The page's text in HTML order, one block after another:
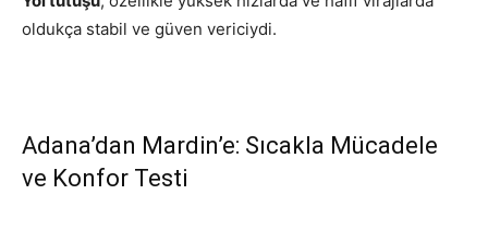
oldukça stabil ve güven vericiydi.
Adana’dan Mardin’e: Sıcakla Mücadele
ve Konfor Testi